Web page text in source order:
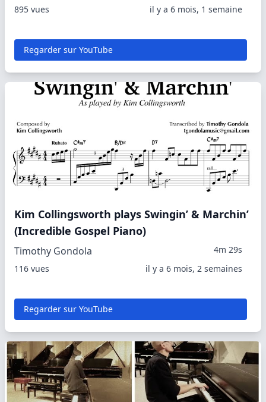
895 vues il y a 6 mois, 1 semaine
Regarder sur YouTube
Kim Collingsworth plays Swingin’ & Marchin’
(Incredible Gospel Piano)
Timothy Gondola
4m 29s
116 vues
il y a 6 mois, 2 semaines
Regarder sur YouTube